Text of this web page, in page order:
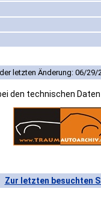
letzten Änderung: 06/29/
den technischen
Zur letzten besuchten